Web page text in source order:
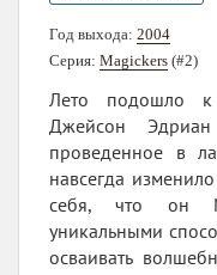
Год выхода: 2004
Серия: Magickers (#2)
Лето подошло к
Джейсон
проведенное в
навсегда
себя, что он
уникальными
осваивать